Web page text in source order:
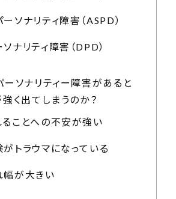
ソナリティ障害（ASPD）
ナリティ障害（DPD）
ソナリティー障害があると
く出てしまうのか？
ことへの不安が強い
トラウマになっている
が大きい